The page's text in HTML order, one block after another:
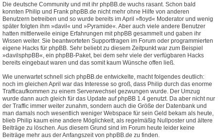
Die deutsche Community und mit ihr phpBB.de wuchs rasant. Schon bald
konnten Philip und Frank phpBB.de nicht mehr ohne Hilfe von anderen
Benutzern betreiben und so wurde bereits im April »floyd« Moderator und wenig
später folgten ihm »davil« und »Pyramide«. Aber auch viele andere Benutzer
hatten mittlerweile einige Erfahrungen mit phpBB gesammelt und gaben ihr
Wissen weiter. Sie beantworteten Supportfragen im Forum oder programmierten
eigene Hacks für phpBB. Sehr beliebt zu diesem Zeitpunkt war zum Beispiel
»davilsphpBB«, ein phpBB-Paket, bei dem sehr viele der verfügbaren Hacks
bereits eingebaut waren und das somit kaum Wünsche offen ließ.
Wie unerwartet schnell sich phpBB.de entwickelte, macht folgendes deutlich:
noch im gleichen April war das Interesse so groß, dass Philip durch das enorme
Trafficaufkommen zu einem Serverwechsel gezwungen wurde. Der Umzug
wurde dann auch gleich für das Update auf phpBB 1.4 genutzt. Da aber nicht nur
der Traffic immer weiter zunahm, sondern auch die Größe der Datenbank und
man damals noch wesentlich weniger Webspace für sein Geld bekam als heute,
blieb Philip kaum eine andere Möglichkeit, als regelmäßig Nullposter und ältere
Beiträge zu löschen. Aus diesem Grund sind im Forum heute leider keine
Beiträge mehr aus der Anfangszeit von phpBB.de zu finden.